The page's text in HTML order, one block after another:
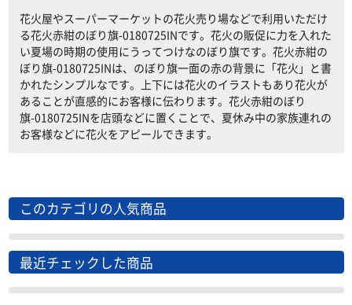
花火屋やスーパーマーケットの花火売り場などで利用いただけ
る花火赤紺のぼり旗-0180725INです。花火の販促に力を入れた
い夏場の時期の使用にうってつけなのぼり旗です。花火赤紺の
ぼり旗-0180725INは、のぼり旗一面の赤の背景に「花火」と書
かれたシンプルなです。上下には花火のイラストもあり花火が
あることが直感的にお客様に伝わります。花火赤紺のぼり
旗-0180725INを店頭などに置くことで、夏休み中の家族連れの
お客様などに花火をアピールできます。
このカテゴリの人気商品
最近チェックした商品